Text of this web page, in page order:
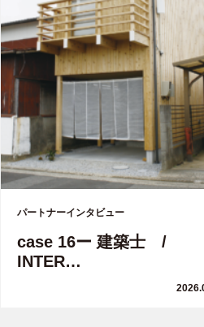
パートナーインタビュー
case 16ー 建築士 /
INTER…